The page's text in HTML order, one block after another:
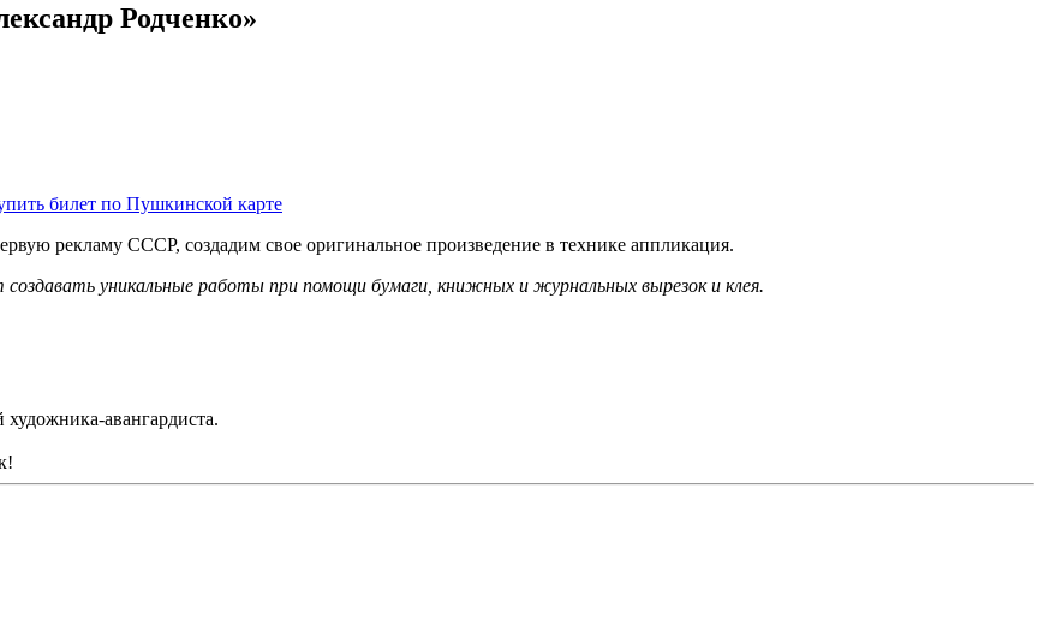
Родченко»
рекламу СССР, создадим свое оригинальное произведение в технике аппликация.
создавать уникальные работы при помощи бумаги, книжных и журнальных вырезок и клея.
авангардиста.